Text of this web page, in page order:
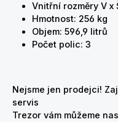
Vnitřní rozměry V x
Hmotnost: 256 kg
Objem: 596,9 litrů
Počet polic: 3
Nejsme jen prodejci!
servis
Trezor vám můžeme